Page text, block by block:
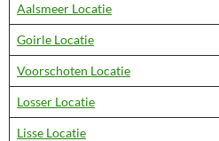
Aalsmeer Locatie
Goirle Locatie
Voorschoten Locatie
Losser Locatie
Lisse Locatie